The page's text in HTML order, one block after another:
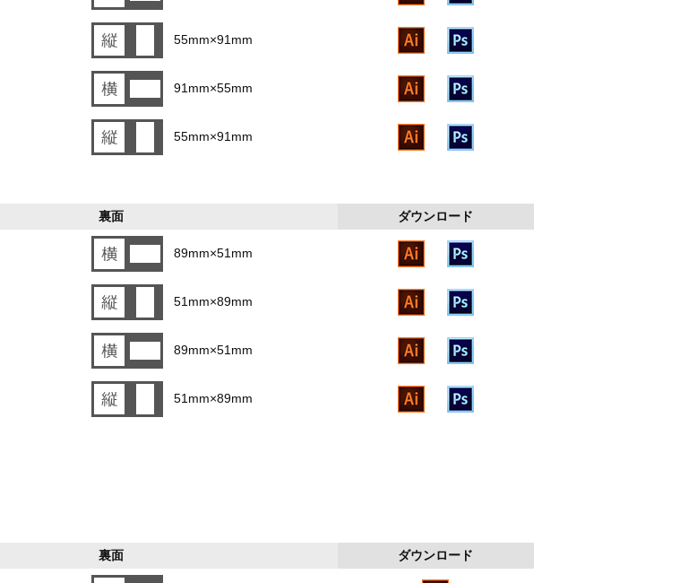
55mm×91mm
91mm×55mm
55mm×91mm
裏面 ダウンロード
89mm×51mm
51mm×89mm
89mm×51mm
51mm×89mm
裏面 ダウンロード